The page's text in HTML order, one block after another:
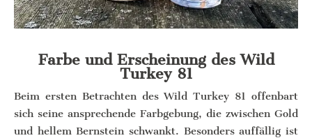
Farbe und Erscheinung des Wild
Turkey 81
Beim ersten Betrachten des Wild Turkey 81 offenbart
sich seine ansprechende Farbgebung, die zwischen Gold
und hellem Bernstein schwankt. Besonders auffällig ist